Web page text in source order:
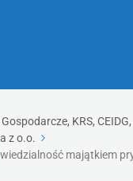
KRS,
z o.o.
majątkiem